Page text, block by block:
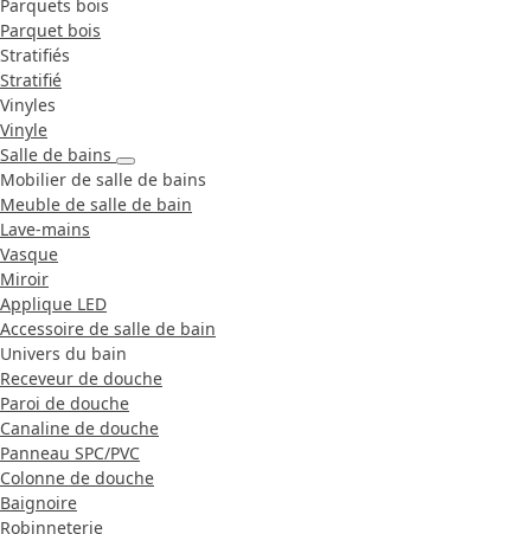
Parquets bois
Parquet bois
Stratifiés
Stratifié
Vinyles
Vinyle
Salle de bains
Mobilier de salle de bains
Meuble de salle de bain
Lave-mains
Vasque
Miroir
Applique LED
Accessoire de salle de bain
Univers du bain
Receveur de douche
Paroi de douche
Canaline de douche
Panneau SPC/PVC
Colonne de douche
Baignoire
Robinneterie